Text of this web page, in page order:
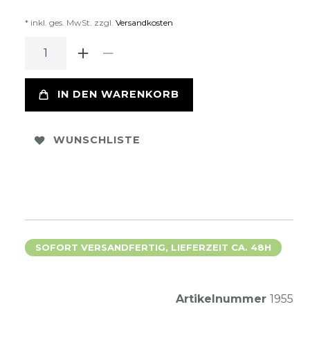
* inkl. ges. MwSt. zzgl. Versandkosten
IN DEN WARENKORB
WUNSCHLISTE
SOFORT VERSANDFERTIG, LIEFERZEIT CA. 48H
Artikelnummer 1955